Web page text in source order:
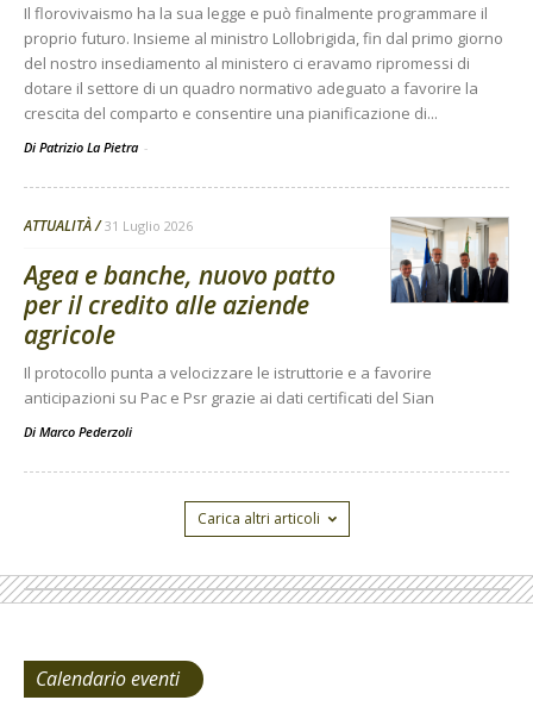
Il florovivaismo ha la sua legge e può finalmente programmare il
proprio futuro. Insieme al ministro Lollobrigida, fin dal primo giorno
del nostro insediamento al ministero ci eravamo ripromessi di
dotare il settore di un quadro normativo adeguato a favorire la
crescita del comparto e consentire una pianificazione di...
Di Patrizio La Pietra -
ATTUALITÀ 31 Luglio 2026
Agea e banche, nuovo patto
per il credito alle aziende
agricole
Il protocollo punta a velocizzare le istruttorie e a favorire
anticipazioni su Pac e Psr grazie ai dati certificati del Sian
Di Marco Pederzoli
Carica altri articoli
Calendario eventi